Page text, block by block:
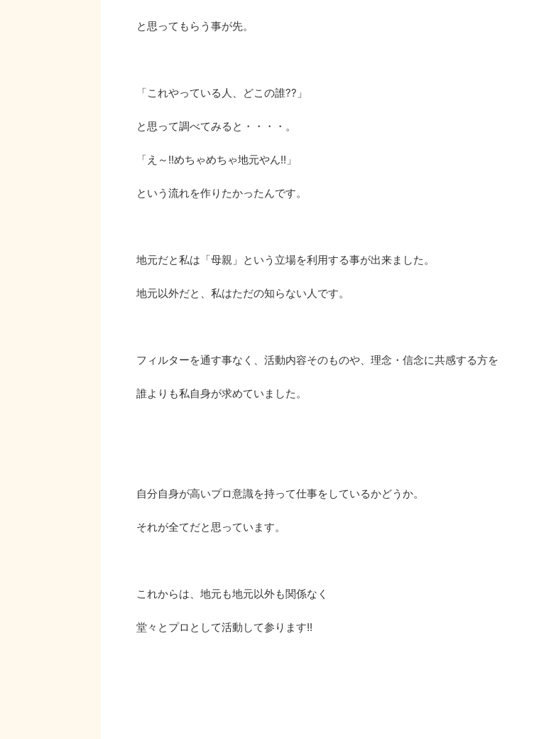
と思ってもらう事が先。
「これやっている人、どこの誰??」
と思って調べてみると・・・・。
「え～!!めちゃめちゃ地元やん!!」
という流れを作りたかったんです。
地元だと私は「母親」という立場を利用する事が出来ました。
地元以外だと、私はただの知らない人です。
フィルターを通す事なく、活動内容そのものや、理念・信念に共感する方を
誰よりも私自身が求めていました。
自分自身が高いプロ意識を持って仕事をしているかどうか。
それが全てだと思っています。
これからは、地元も地元以外も関係なく
堂々とプロとして活動して参ります!!